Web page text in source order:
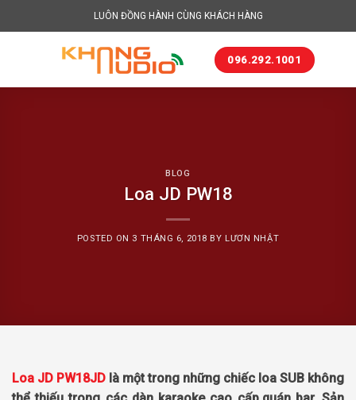
to
LUÔN ĐỒNG HÀNH CÙNG KHÁCH HÀNG
096.292.1001
BLOG
Loa JD PW18
POSTED ON 3 THÁNG 6, 2018 BY LƯƠN NHẬT
Loa JD PW18JD là một trong những chiếc loa SUB không